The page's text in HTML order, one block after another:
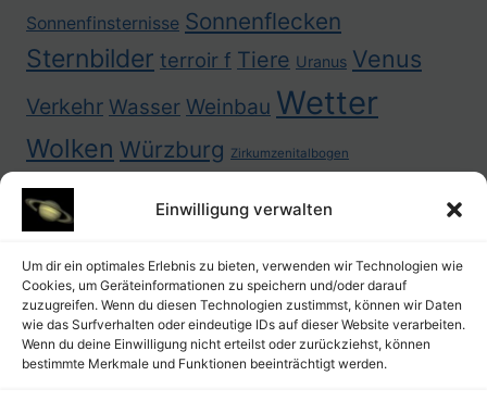
Einwilligung verwalten
Um dir ein optimales Erlebnis zu bieten, verwenden wir Technologien wie
Cookies, um Geräteinformationen zu speichern und/oder darauf
zuzugreifen. Wenn du diesen Technologien zustimmst, können wir Daten
wie das Surfverhalten oder eindeutige IDs auf dieser Website verarbeiten.
Wenn du deine Einwilligung nicht erteilst oder zurückziehst, können
bestimmte Merkmale und Funktionen beeinträchtigt werden.
Sonnenfinsternisse Sonnenflecken
Sternbilder terroir f Tiere Uranus Venus
Verkehr Wasser Weinbau Wetter
Wolken Würzburg Zirkumzenitalbogen